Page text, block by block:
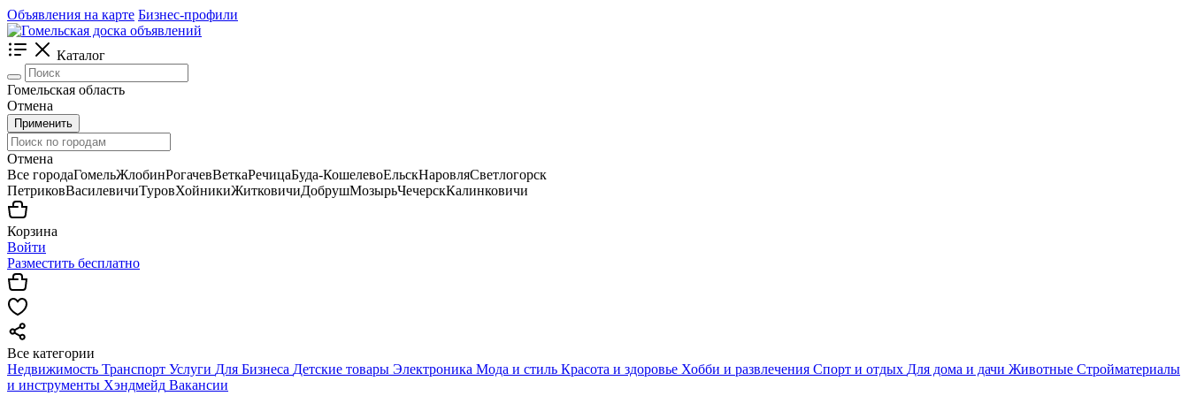
Объявления на карте Бизнес-профили
Каталог
Гомельская область
Отмена
Применить
Отмена
Все городаГомельЖлобинРогачевВеткаРечицаБуда-КошелевоЕльскНаровляСветлогорск
ПетриковВасилевичиТуровХойникиЖитковичиДобрушМозырьЧечерскКалинковичи
Корзина
Войти
Разместить бесплатно
Все категории
Недвижимость Транспорт Услуги Для Бизнеса Детские товары Электроника Мода и стиль Красота и здоровье Хобби и развлечения Спорт и отдых Для дома и дачи Животные Стройматериалы
и инструменты Хэндмейд Вакансии